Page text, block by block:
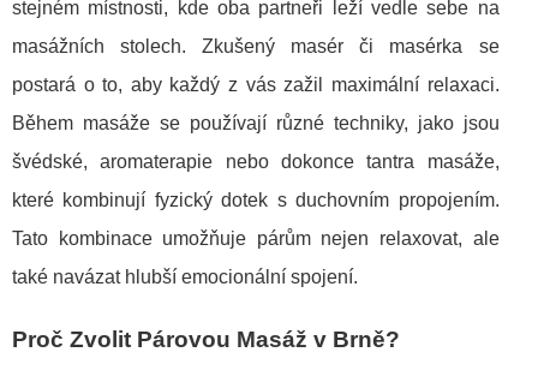
stejném místnosti, kde oba partneři leží vedle sebe na
masážních stolech. Zkušený masér či masérka se
postará o to, aby každý z vás zažil maximální relaxaci.
Během masáže se používají různé techniky, jako jsou
švédské, aromaterapie nebo dokonce tantra masáže,
které kombinují fyzický dotek s duchovním propojením.
Tato kombinace umožňuje párům nejen relaxovat, ale
také navázat hlubší emocionální spojení.
Proč Zvolit Párovou Masáž v Brně?